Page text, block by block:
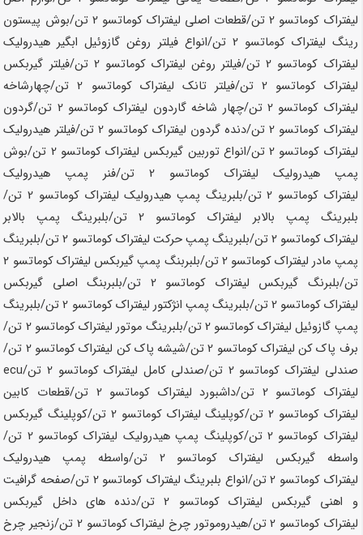
لیفتراک کوماتسو
/قطعات اصلی لیفتراک کوماتسو 2 تن
/بوش پیستون
رینگ لیفتراک کوماتسو 2 تن
/انواع فیلتر روغن گازوئیل ابگیر هیدرولیک
لیفتراک کوماتسو
/فیلتر روغن لیفتراک کوماتسو 2 تن
/فیلتر گیربکس
لیفتراک کوماتسو 2 تن /فیلتر تانک لیفتراک کوماتسو
/چهارشاخه
لیفتراک کوماتسو 2 تن /چهار شاخه گاردون لیفتراک کوماتسو 2 تن
/گردون
لیفتراک کوماتسو
/دنده گردون لیفتراک کوماتسو 2 تن
/فیلتر هیدرولیک
لیفتراک کوماتسو
/انواع توربین گیربکس لیفتراک کوماتسو 2 تن
/بوش
پمپ هیدرولیک لیفتراک کوماتسو
/فنر پمپ هیدرولیک
لیفتراک کوماتسو
/بلبرینگ پمپ هیدرولیک لیفتراک کوماتسو
/
بلبرینگ پمپ بالابر لیفتراک کوماتسو
/بلبرینگ پمپ بالابر
لیفتراک کوماتسو 2 تن /بلبرینگ پمپ حرکت لیفتراک کوماتسو
/بلبرینگ
پمپ مادر لیفتراک کوماتسو 2 تن /بلبربنگ پمپ گیربکس لیفتراک کوماتسو 2
تن/بلبرنگ گیربکس لیفتراک کوماتسو 2 تن
/بلبربنگ اصلی گیربکس
لیفتراک کوماتسو 2 تن /بلبرینگ پمپ انژکتور لیفتراک کوماتسو
/بلبرینگ
پمپ گازوئیل لیفتراک کوماتسو 2 تن /بلبرینگ موتور لیفتراک کوماتسو 2 تن
/
برف پاک کن لیفتراک کوماتسو
/شیشه پاک کن لیفتراک کوماتسو 2 تن
/
صندلی لیفتراک کوماتسو 2 تن /صندلی کامل لیفتراک کوماتسو
/ecu
لیفتراک کوماتسو 2 تن /داشبورد لیفتراک کوماتسو 2 تن
/قطعات کابین
لیفتراک کوماتسو
/کوپلینگ لیفتراک کوماتسو
/کوپلینگ گیربکس
لیفتراک کوماتسو 2 تن /کوپلینگ پمپ هیدرولیک لیفتراک کوماتسو 2 تن
/
واسطه گیربکس لیفتراک کوماتسو 2 تن
/واسطه پمپ هیدرولیک
لیفتراک کوماتسو
/انواع بلبرینگ لیفتراک کوماتسو 2 تن
/صفحه گرافیت
و اهنی گیربکس لیفتراک کوماتسو
/دنده های داخل گیربکس
لیفتراک کوماتسو
/هیدروموتور چرخ لیفتراک کوماتسو 2 تن
/زنجیر چرخ